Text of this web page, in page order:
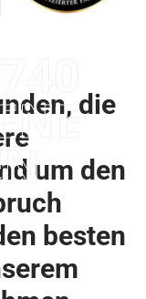
die
um den
besten